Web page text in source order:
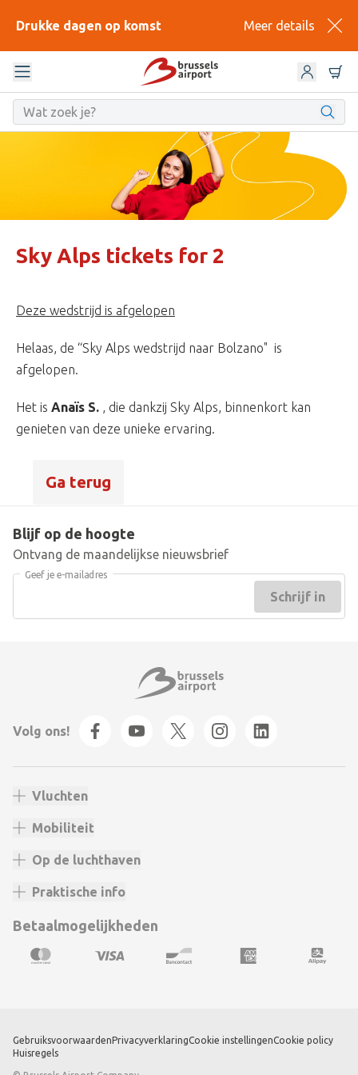
Drukke dagen op komst Meer details
Sky Alps tickets for 2
Deze wedstrijd is afgelopen
Helaas, de “Sky Alps wedstrijd naar Bolzano" is
afgelopen.
Het is Anaïs S. , die dankzij Sky Alps, binnenkort kan
genieten van deze unieke ervaring.
Ga terug